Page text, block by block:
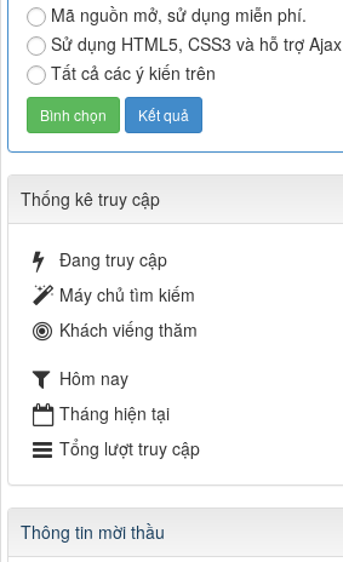
Mã nguồn mở, sử dụng miễn phí.
Sử dụng HTML5, CSS3 và hỗ trợ Ajax
Tất cả các ý kiến trên
Thống kê truy cập
Đang truy cập
Máy chủ tìm kiếm
Khách viếng thăm
Hôm nay
Tháng hiện tại
Tổng lượt truy cập
Thông tin mời thầu